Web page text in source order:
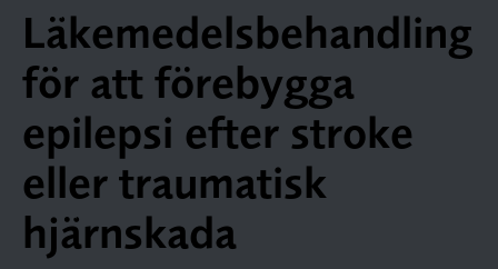
Läkemedelsbehandling
för att förebygga
epilepsi efter stroke
eller traumatisk
hjärnskada